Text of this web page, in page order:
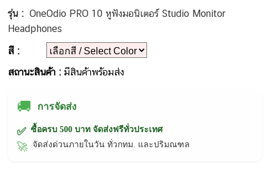
รุ่น :OneOdio PRO 10 หูฟังมอนิเตอร์ Studio Monitor
Headphones
สี :
สถานะสินค้า :มีสินค้าพร้อมส่ง
🚚 การจัดส่ง
✅ ซื้อครบ 500 บาท จัดส่งฟรีทั่วประเทศ
🚀 จัดส่งด่วนภายในวัน ทั่วกทม. และปริมณฑล